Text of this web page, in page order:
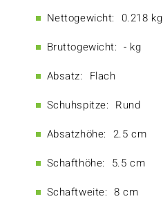
Nettogewicht: 0.218 kg
Bruttogewicht: - kg
Absatz: Flach
Schuhspitze: Rund
Absatzhöhe: 2.5 cm
Schafthöhe: 5.5 cm
Schaftweite: 8 cm